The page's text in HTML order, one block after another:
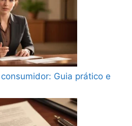
Guia prático e